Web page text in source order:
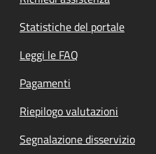
Statistiche del portale
Leggi le FAQ
Pagamenti
Riepilogo valutazioni
Segnalazione disservizio